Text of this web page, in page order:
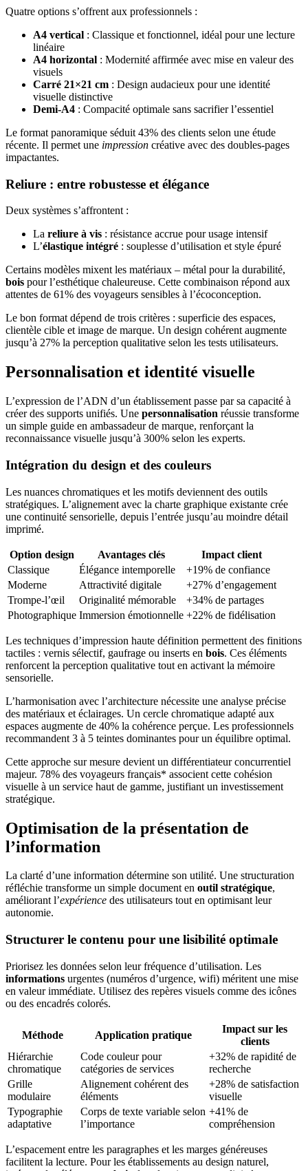
Quatre options s’offrent aux professionnels :
A4 vertical : Classique et fonctionnel, idéal pour une lecture
linéaire
A4 horizontal : Modernité affirmée avec mise en valeur des
visuels
Carré 21×21 cm : Design audacieux pour une identité
visuelle distinctive
Demi-A4 : Compacité optimale sans sacrifier l’essentiel
Le format panoramique séduit 43% des clients selon une étude
récente. Il permet une impression créative avec des doubles-pages
impactantes.
Reliure : entre robustesse et élégance
Deux systèmes s’affrontent :
La reliure à vis : résistance accrue pour usage intensif
L’élastique intégré : souplesse d’utilisation et style épuré
Certains modèles mixent les matériaux – métal pour la durabilité,
bois pour l’esthétique chaleureuse. Cette combinaison répond aux
attentes de 61% des voyageurs sensibles à l’écoconception.
Le bon format dépend de trois critères : superficie des espaces,
clientèle cible et image de marque. Un design cohérent augmente
jusqu’à 27% la perception qualitative selon les tests utilisateurs.
Personnalisation et identité visuelle
L’expression de l’ADN d’un établissement passe par sa capacité à
créer des supports unifiés. Une personnalisation réussie transforme
un simple guide en ambassadeur de marque, renforçant la
reconnaissance visuelle jusqu’à 300% selon les experts.
Intégration du design et des couleurs
Les nuances chromatiques et les motifs deviennent des outils
stratégiques. L’alignement avec la charte graphique existante crée
une continuité sensorielle, depuis l’entrée jusqu’au moindre détail
imprimé.
Option design Avantages clés
Impact client
Classique
Élégance intemporelle
+19% de confiance
Moderne
Attractivité digitale
+27% d’engagement
Trompe-l’œil
Originalité mémorable
+34% de partages
Photographique Immersion émotionnelle +22% de fidélisation
Les techniques d’impression haute définition permettent des finitions
tactiles : vernis sélectif, gaufrage ou inserts en bois. Ces éléments
renforcent la perception qualitative tout en activant la mémoire
sensorielle.
L’harmonisation avec l’architecture nécessite une analyse précise
des matériaux et éclairages. Un cercle chromatique adapté aux
espaces augmente de 40% la cohérence perçue. Les professionnels
recommandent 3 à 5 teintes dominantes pour un équilibre optimal.
Cette approche sur mesure devient un différentiateur concurrentiel
majeur. 78% des voyageurs français* associent cette cohésion
visuelle à un service haut de gamme, justifiant un investissement
stratégique.
Optimisation de la présentation de
l’information
La clarté d’une information détermine son utilité. Une structuration
réfléchie transforme un simple document en outil stratégique,
améliorant l’expérience des utilisateurs tout en optimisant leur
autonomie.
Structurer le contenu pour une lisibilité optimale
Priorisez les données selon leur fréquence d’utilisation. Les
informations urgentes (numéros d’urgence, wifi) méritent une mise
en valeur immédiate. Utilisez des repères visuels comme des icônes
ou des encadrés colorés.
Méthode Application pratique
Impact sur les
clients
Hiérarchie
chromatique
Code couleur pour
catégories de services
+32% de rapidité de
recherche
Grille
modulaire
Alignement cohérent des
éléments
+28% de satisfaction
visuelle
Typographie
adaptative
Corps de texte variable selon
l’importance
+41% de
compréhension
L’espacement entre les paragraphes et les marges généreuses
facilitent la lecture. Pour les établissements au design naturel,